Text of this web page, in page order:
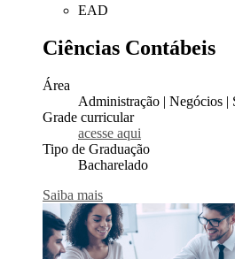
EAD
Ciências Contábeis
Área
Administração | Negócios |
Grade curricular
acesse aqui
Tipo de Graduação
Bacharelado
Saiba mais